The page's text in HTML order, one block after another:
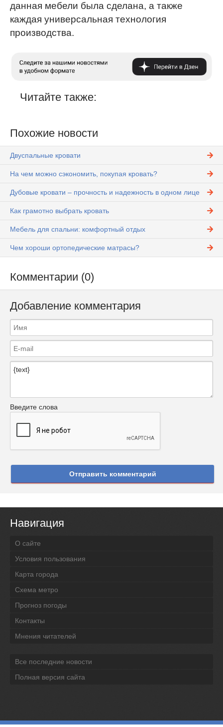
данная мебели была сделана, а также
каждая универсальная технология
производства.
Читайте также:
Похожие новости
Двуспальные кровати
На чем можно сэкономить, покупая кровать?
Дубовые кровати – прочность и надежность в одном лице
Как грамотно выбрать кровать
Мебель для спальни: комфортный отдых
Чем хороши ортопедические матрасы?
Комментарии (0)
Добавление комментария
Введите слова
Отправить комментарий
Навигация
О сайте
Условия пользования
Карта города
Схема метро
Прогноз погоды
Контакты
Мнения читателей
Все последние новости
Полная версия сайта